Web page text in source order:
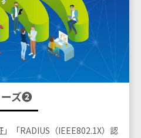
ーズ❷
「RADIUS（IEEE802.1X）認